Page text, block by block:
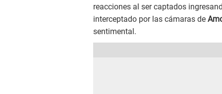
reacciones al ser captados
interceptado por las cámaras de
sentimental.